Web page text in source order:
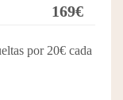
169€
por 20€ cada